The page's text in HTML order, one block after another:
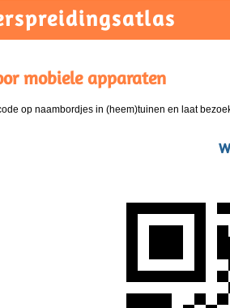
mobiele apparaten
op naambordjes in (heem)tuinen en laat